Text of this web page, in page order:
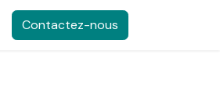
Contactez-nous